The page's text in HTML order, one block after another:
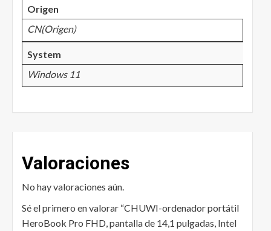
Origen
CN(Origen)
System
Windows 11
Valoraciones
No hay valoraciones aún.
Sé el primero en valorar “CHUWI-ordenador portátil
HeroBook Pro FHD, pantalla de 14,1 pulgadas, Intel